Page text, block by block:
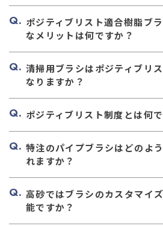
ポジティブリスト適合樹脂ブ
なメリットは何ですか？
清掃用ブラシはポジティブリ
なりますか？
ポジティブリスト制度とは何
特注のパイプブラシはどのよ
れますか？
高砂ではブラシのカスタマイ
能ですか？